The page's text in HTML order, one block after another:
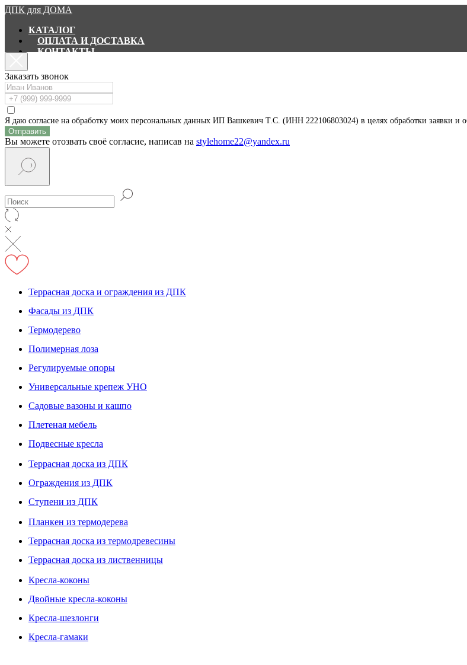
ДПК для ДОМА
КАТАЛОГ
ОПЛАТА И ДОСТАВКА
КОНТАКТЫ
+7 903 910-9825
+7 903 911-5349
Заказать звонок
Заказать звонок
Я даю согласие на обработку моих персональных данных ИП Вашкевич Т.С. (ИНН 222106803024) в целях обработки заявки и
Отправить
Вы можете отозвать своё согласие, написав на stylehome22@yandex.ru
Террасная доска и ограждения из ДПК
Фасады из ДПК
Термодерево
Полимерная лоза
Регулируемые опоры
Универсальные крепеж УНО
Садовые вазоны и кашпо
Плетеная мебель
Подвесные кресла
Террасная доска из ДПК
Ограждения из ДПК
Ступени из ДПК
Планкен из термодерева
Террасная доска из термодревесины
Террасная доска из лиственницы
Кресла-коконы
Двойные кресла-коконы
Кресла-шезлонги
Кресла-гамаки